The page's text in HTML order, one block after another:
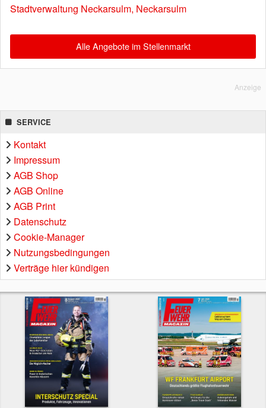
Stadtverwaltung Neckarsulm, Neckarsulm
Alle Angebote im Stellenmarkt
Anzeige
SERVICE
Kontakt
Impressum
AGB Shop
AGB Online
AGB Print
Datenschutz
Cookie-Manager
Nutzungsbedingungen
Verträge hier kündigen